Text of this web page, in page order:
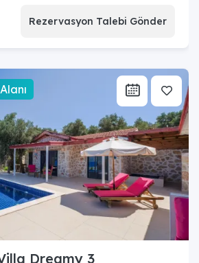
Rezervasyon Talebi Gönder
Dreamy 3